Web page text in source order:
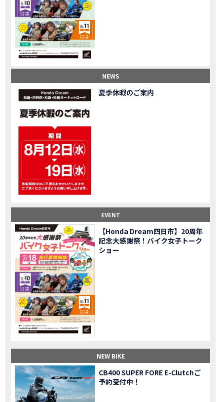
MOVIE 【世界一の燃費Super cub】給油せずにどこまで行けるかやってみたら大変なことになりました
MOVIE 【バイク女子の挑戦】世界一の最強バイクでついにやります。
MOVIE 【バイク女子】この動画を見たらイライラするかもしれません。ごめんなさい。
MOVIE 【バイク用ドラレコ】センサーで感知！駐車場でバイクの周りを…
おめでたい人生初バイク納車！スタッフがまさかの対応…
【激カワ女子登場】バイク女子はツーリング中も〇〇が大好き♡
MOVIE 正統派NC750X！大型二輪教習から10年目の素直な感想|Honda NC750X DCT【バイク女子ツーリング】
MOVIE 女が乗るバイクじゃない？低身長女が検証します
MOVIE 【福井1泊ツーリング】バイク女子、仲悪いって本当？
MOVIE 大型ツアラー！Gold Wing Tour 50th ANNIVWRSARYは女性ライダーでもツーリングを楽しめるのか検証してみた｜Honda ゴールドウイング
MOVIE 【Monkey125】初めてモンキー！意外な◯◯へ行って来た【三重ホンダヒート】
NEW BIKE 大型ツアラー「Gold Wing Tour」と特別仕様の 「Gold Wing Tour 50th ANNIVERSARY」を 受注期間限定で発売
【三重県】女性ライダーツーリングを満喫しました｜CB1000HORNET CB750HORNET CB650R E-Clutch
MOVIE 【女子ツーの実態】恥ずかしいけど、暴露しました。
MOVIE オイル交換に行ったつもりが…まさかの大出費！？
「CRF250L」「CRF250L＜s＞」のカラーリング設定と 仕様を一部変更し発売
NEW BIKE 軽二輪スーパースポーツモデル「CBR250RR」の カラーバリエーションを変更し発売
MOVIE 【Honda Dream鈴鹿】20周年記念・大感謝祭イベント 大人気バイク女子が大集合・・Honda Dreamさんの人気を探ってきましたスペシャル！！メチャクチャ楽しかったです❤
NEW BIKE PROJECT BIG1 Final Edition CB 1300在庫車あります！
MOVIE 【バイク女子】急遽、愛車とお別れ…ついにあのバイクに乗れた
MOVIE 【バイク女子】オイル交換だけのつもりが、まさかのアレを交換することに！？
EVENT 【Honda Dream 鈴鹿２０周年記念大感謝祭】 多くの方のご来店ありがとうございました！
MOVIE 【CB650R E-Clutch】X-ADVでDCTに5年乗った私が素直にレビュー｜Honda X-ADV
MOVIE 【カブでアクセル全開】女性ライダーで耐久レース参戦！レースだけじゃないサーキットの楽しみ方|Honda supercub
MOVIE 【新型X-ADV】最初のカスタムはこれ！ガラスコーティングもしちゃいました|Honda X-ADV
三重県下 Honda Dream4店舗にて新春キャンペーンを開催
MOVIE 【速報】2025年モデルHonda X-ADV契約しました！新型のどこが凄いかチェックしてきた！
MOVIE 【女子ツーリング】秋の女子ツーリングin鳥羽・伊勢 【Honda Dream 松阪】
NEW BIKE スーパーカブFinal Edition/HELLP KITTY在庫車あります！
NEWS
夏季休暇のご案内
EVENT
【Honda Dream四日市】20周年
記念大感謝祭！バイク女子トーク
ショー
NEW BIKE
CB400 SUPER FORE E-Clutchご
予約受付中！